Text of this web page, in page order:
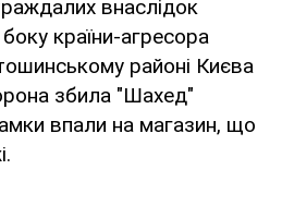
внаслідок
країни-агресора
районі Києва
збила "Шахед"
впали на магазин, що